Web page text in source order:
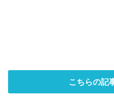
こちらの記